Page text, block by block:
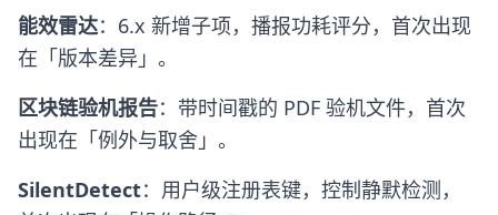
能效雷达：6.x 新增子项，播报功耗评分，首次出现
在「版本差异」。
区块链验机报告：带时间戳的 PDF 验机文件，首次
出现在「例外与取舍」。
SilentDetect：用户级注册表键，控制静默检测，